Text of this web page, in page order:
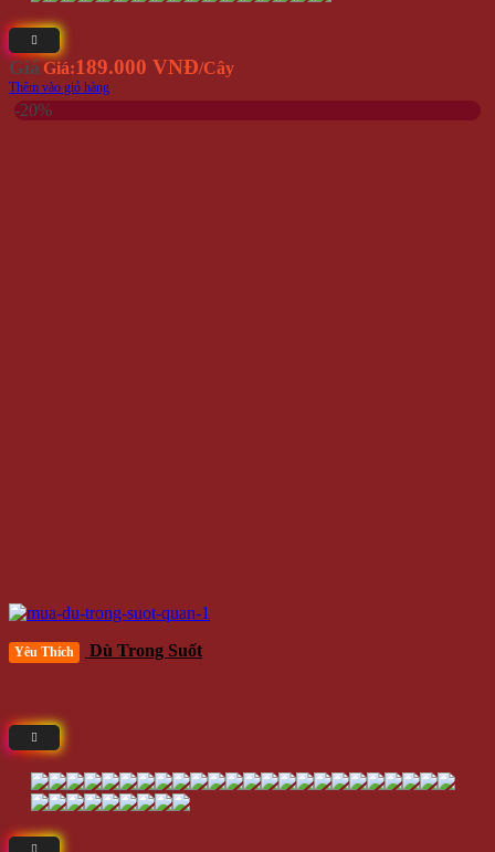
Giá Giá:189.000 VNĐ/Cây
Thêm vào giỏ hàng
-20%
Yêu Thích Dù Trong Suốt